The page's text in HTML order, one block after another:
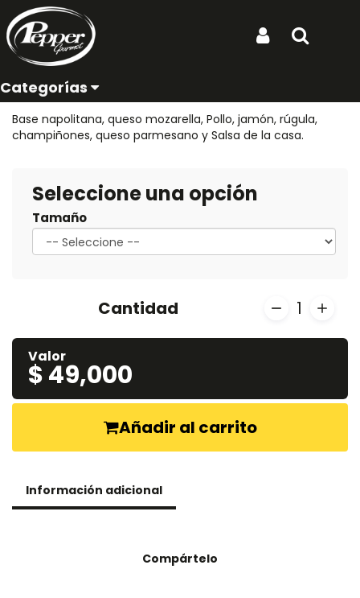
Ubicación de entrega:
Categorías
Inicio Productos
Pizza Huerta Pepper
REF: PIZZA HUERTA PEPPER
Base napolitana, queso mozarella, Pollo, jamón, rúgula,
champiñones, queso parmesano y Salsa de la casa.
Seleccione una opción
Tamaño
Cantidad 1
Valor
$ 49,000
Añadir al carrito
Información adicional
Compártelo